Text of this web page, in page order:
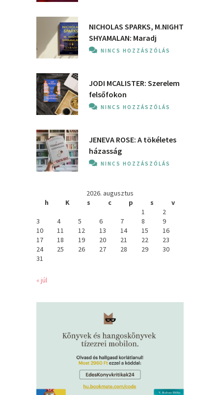
NICHOLAS SPARKS, M.NIGHT
SHYAMALAN: Maradj
NINCS HOZZÁSZÓLÁS
JODI MCALISTER: Szerelem
felsőfokon
NINCS HOZZÁSZÓLÁS
JENEVA ROSE: A ​tökéletes
házasság
NINCS HOZZÁSZÓLÁS
2026. augusztus
h
K s c p s
v
1
2
3
4 5 6 7 8
9
10
11 12 13 14 15
16
17
18 19 20 21 22
23
24
25 26 27 28 29
30
31
« júl